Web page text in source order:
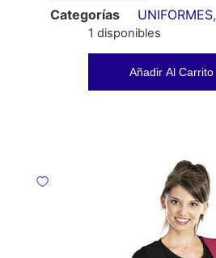
Categorías
UNIFORMES,
1 disponibles
Añadir Al Carrito